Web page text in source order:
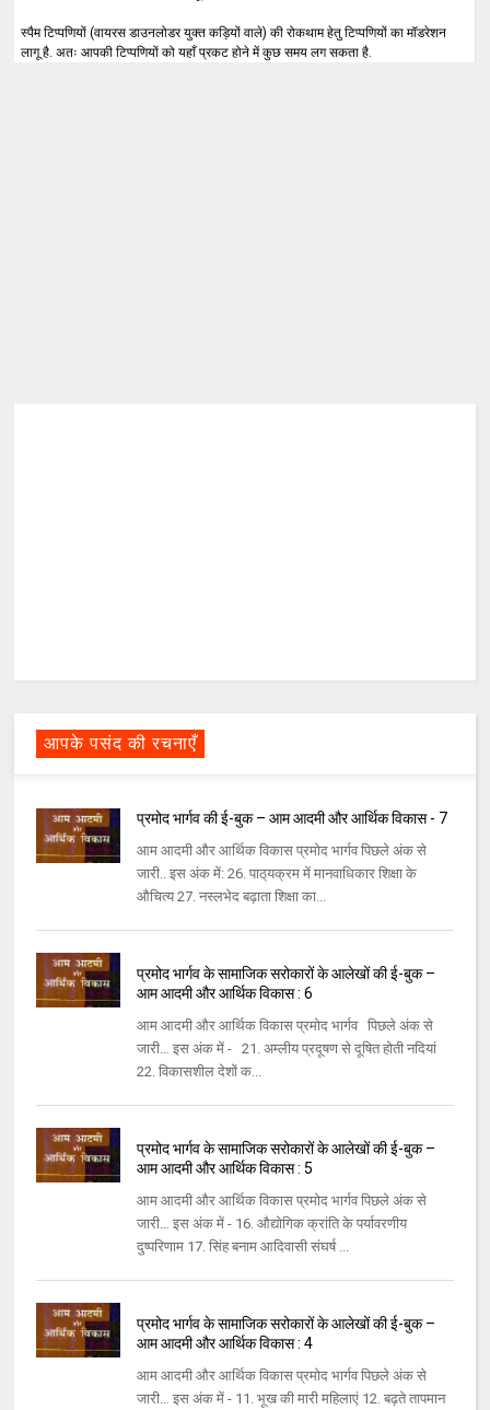
स्पैम टिप्पणियों (वायरस डाउनलोडर युक्त कड़ियों वाले) की रोकथाम हेतु टिप्पणियों का मॉडरेशन
लागू है. अतः आपकी टिप्पणियों को यहाँ प्रकट होने में कुछ समय लग सकता है.
आपके पसंद की रचनाएँ
प्रमोद भार्गव की ई-बुक – आम आदमी और आर्थिक विकास - 7
आम आदमी और आर्थिक विकास प्रमोद भार्गव पिछले अंक से
जारी.. इस अंक में: 26. पाठ्‌यक्रम में मानवाधिकार शिक्षा के
औचित्‍य 27. नस्‍लभेद बढ़ाता शिक्षा का...
प्रमोद भार्गव के सामाजिक सरोकारों के आलेखों की ई-बुक –
आम आदमी और आर्थिक विकास : 6
आम आदमी और आर्थिक विकास प्रमोद भार्गव पिछले अंक से
जारी… इस अंक में - 21. अम्‍लीय प्रदूषण से दूषित होती नदियां
22. विकासशील देशों क...
प्रमोद भार्गव के सामाजिक सरोकारों के आलेखों की ई-बुक –
आम आदमी और आर्थिक विकास : 5
आम आदमी और आर्थिक विकास प्रमोद भार्गव पिछले अंक से
जारी… इस अंक में - 16. औद्योगिक क्रांति के पर्यावरणीय
दुष्‍परिणाम 17. सिंह बनाम आदिवासी संघर्ष ...
प्रमोद भार्गव के सामाजिक सरोकारों के आलेखों की ई-बुक –
आम आदमी और आर्थिक विकास : 4
आम आदमी और आर्थिक विकास प्रमोद भार्गव पिछले अंक से
जारी… इस अंक में - 11. भूख की मारी महिलाएं 12. बढ़ते तापमान